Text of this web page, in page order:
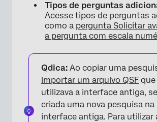
Tipos de perguntas
Acesse tipos de perguntas
como a pergunta Solicitar
a pergunta com escala
Qdica: Ao copiar uma
importar um arquivo QSF que
utilizava a interface antiga,
criada uma nova pesquisa na
interface antiga. Para utilizar